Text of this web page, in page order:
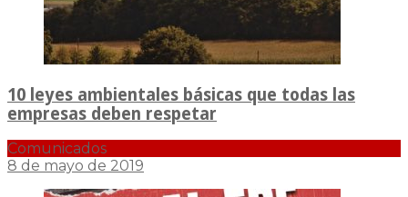
10 leyes ambientales básicas que todas las
empresas deben respetar
Comunicados
8 de mayo de 2019